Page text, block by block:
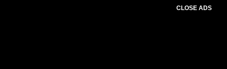
CLOSE ADS